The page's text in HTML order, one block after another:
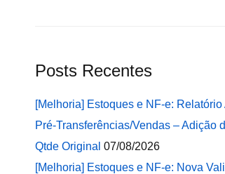
Posts Recentes
[Melhoria] Estoques e NF-e:
Pré-Transferências/Vendas – Adição
Qtde Original 07/08/2026
[Melhoria] Estoques e NF-e: Nova